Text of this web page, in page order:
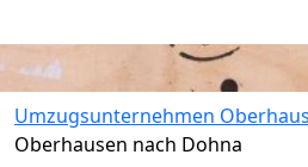
Umzugsunternehmen
Oberhausen nach Dohna